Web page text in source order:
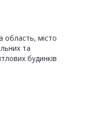
область, місто
та
будинків